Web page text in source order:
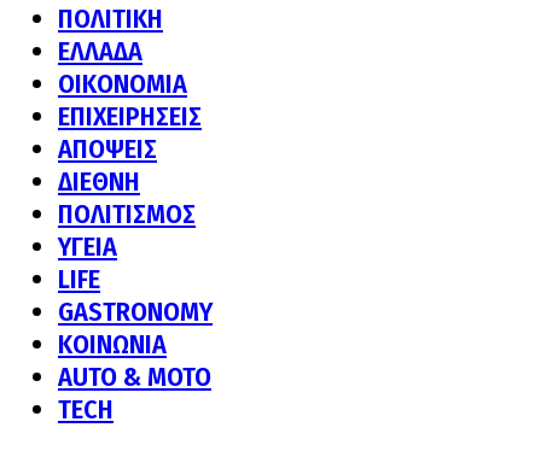
ΠΟΛΙΤΙΚΗ
ΕΛΛΑΔΑ
ΟΙΚΟΝΟΜΙΑ
ΕΠΙΧΕΙΡΗΣΕΙΣ
ΑΠΟΨΕΙΣ
ΔΙΕΘΝΗ
ΠΟΛΙΤΙΣΜΟΣ
ΥΓΕΙΑ
LIFE
GASTRONOMY
ΚΟΙΝΩΝΙΑ
AUTO & MOTO
TECH